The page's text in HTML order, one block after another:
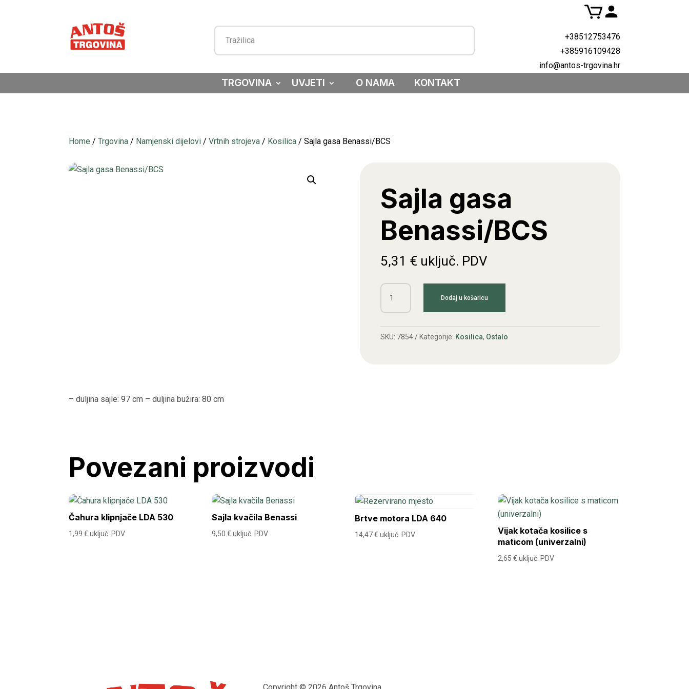
+38512753476
+385916109428
info@antos-trgovina.hr
TRGOVINA UVJETI O NAMA KONTAKT
Home /Trgovina / Namjenski dijelovi /Vrtnih strojeva / Kosilica / Sajla gasa Benassi/BCS
Sajla gasa
Benassi/BCS
5,31 € uključ. PDV
Sajla
gasa
količina
Dodaj u košaricu
SKU: 7854 Kategorije: Kosilica, Ostalo
– duljina sajle: 97 cm – duljina bužira: 80 cm
Povezani proizvodi
Čahura klipnjače LDA 530
1,99€ uključ. PDV
Sajla kvačila Benassi
9,50€ uključ. PDV
Brtve motora LDA 640
14,47€ uključ. PDV
Vijak kotača kosilice s
maticom (univerzalni)
2,65€ uključ. PDV